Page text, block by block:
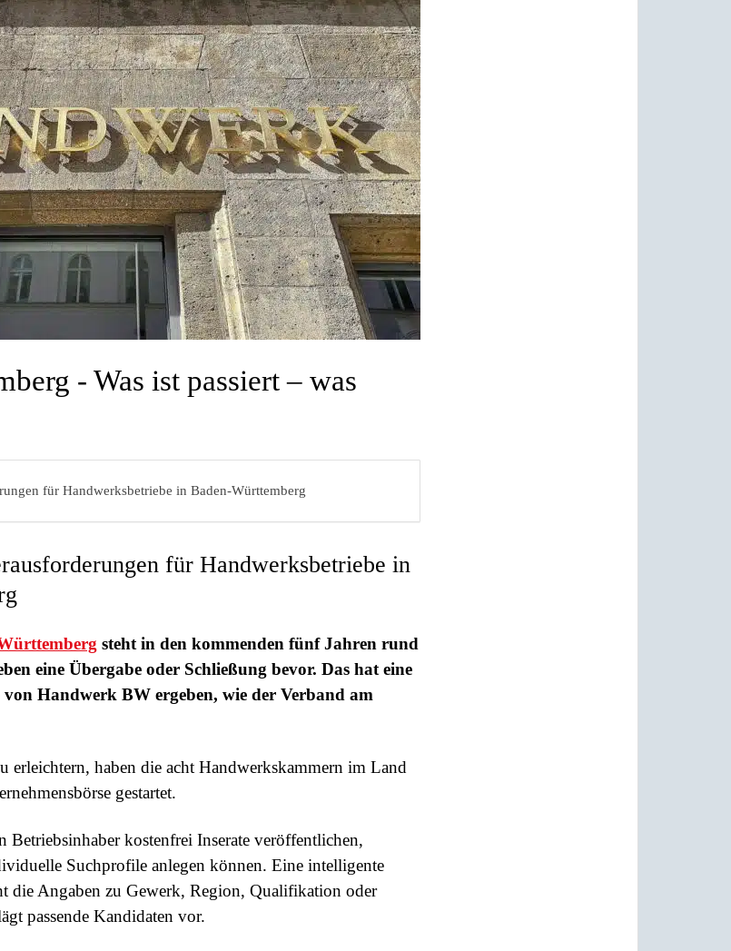
- Was ist passiert – was
für Handwerksbetriebe in Baden-Württemberg
für Handwerksbetriebe in
steht in den kommenden fünf Jahren rund
eine Übergabe oder Schließung bevor. Das hat eine
Handwerk BW ergeben, wie der Verband am
erleichtern, haben die acht Handwerkskammern im Land
gestartet.
Betriebsinhaber kostenfrei Inserate veröffentlichen,
Suchprofile anlegen können. Eine intelligente
die Angaben zu Gewerk, Region, Qualifikation oder
passende Kandidaten vor.